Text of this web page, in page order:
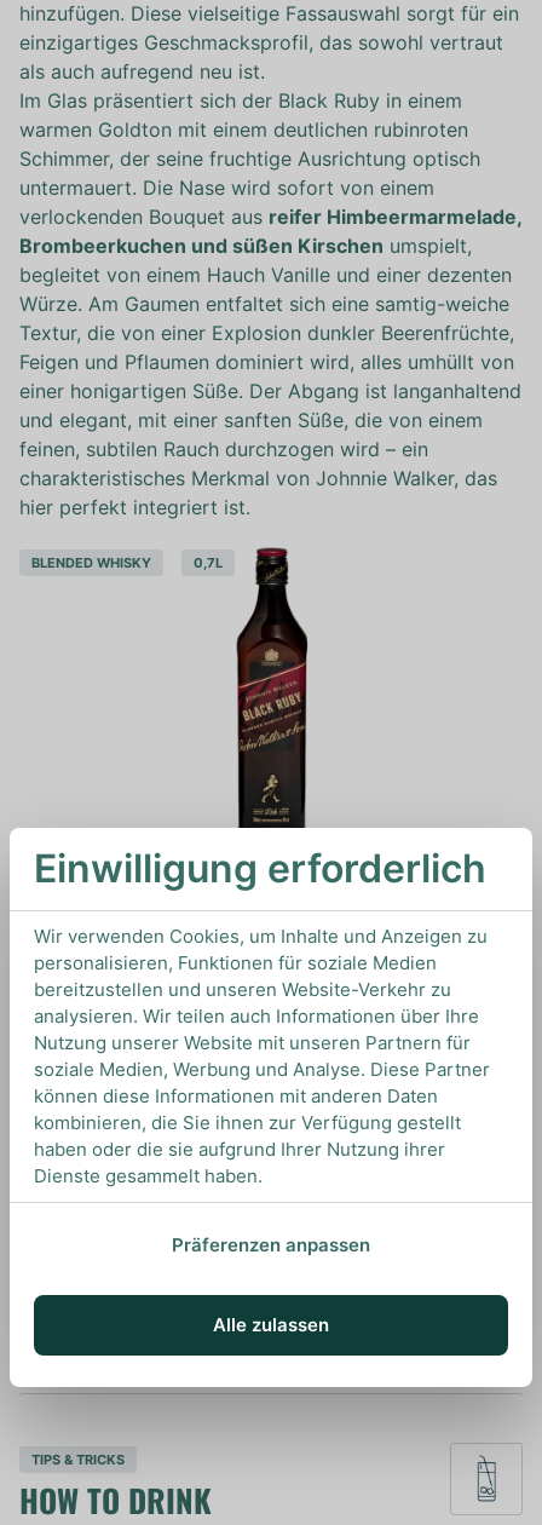
hinzufügen. Diese vielseitige Fassauswahl sorgt für ein
einzigartiges Geschmacksprofil, das sowohl vertraut
als auch aufregend neu ist.
Im Glas präsentiert sich der Black Ruby in einem
warmen Goldton mit einem deutlichen rubinroten
Schimmer, der seine fruchtige Ausrichtung optisch
untermauert. Die Nase wird sofort von einem
verlockenden Bouquet aus reifer Himbeermarmelade,
Brombeerkuchen und süßen Kirschen umspielt,
begleitet von einem Hauch Vanille und einer dezenten
Würze. Am Gaumen entfaltet sich eine samtig-weiche
Textur, die von einer Explosion dunkler Beerenfrüchte,
Feigen und Pflaumen dominiert wird, alles umhüllt von
einer honigartigen Süße. Der Abgang ist langanhaltend
und elegant, mit einer sanften Süße, die von einem
feinen, subtilen Rauch durchzogen wird – ein
charakteristisches Merkmal von Johnnie Walker, das
hier perfekt integriert ist.
BLENDED WHISKY 0,7L
Melden Sie sich an oder fordern Sie
ein kostenloses Konto an.
Sie benötigen ein Konto, um zu bestellen und Ihre
Preise anzuzeigen.
Anmelden Neues Konto erstellen
In den Warenkorb
Artikelnummer: 21270
Blended Whisky vonJohnnie WalkerausSchottland
TIPS & TRICKS
HOW TO DRINK
Einwilligung erforderlich
Wir verwenden Cookies, um Inhalte und Anzeigen zu
personalisieren, Funktionen für soziale Medien
bereitzustellen und unseren Website-Verkehr zu
analysieren. Wir teilen auch Informationen über Ihre
Nutzung unserer Website mit unseren Partnern für
soziale Medien, Werbung und Analyse. Diese Partner
können diese Informationen mit anderen Daten
kombinieren, die Sie ihnen zur Verfügung gestellt
haben oder die sie aufgrund Ihrer Nutzung ihrer
Dienste gesammelt haben.
Präferenzen anpassen
Alle zulassen